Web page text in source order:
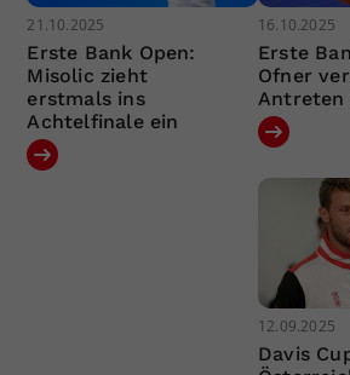
21.10.2025
Erste Bank Open:
Misolic zieht
erstmals ins
Achtelfinale ein
16.10.2025
Erste
Ofner
Antreten
12.09.2025
Davis